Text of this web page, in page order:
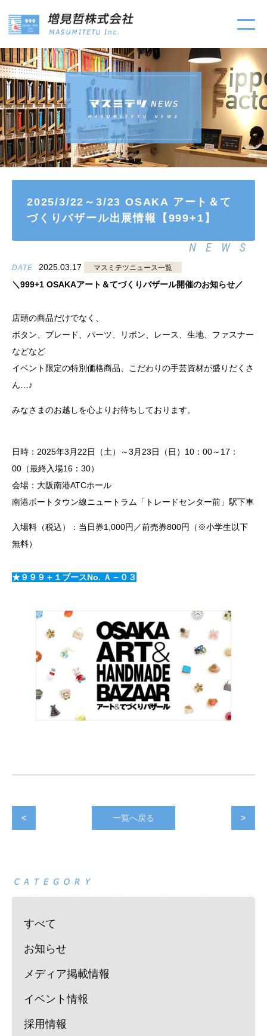
2025/3/22～3/23 OSAKA アート＆て
づくりバザール出展情報【999+1】
NEWS
DATE 2025.03.17 マスミテツニュース一覧
＼999+1 OSAKAアート＆てづくりバザール開催のお知らせ／
店頭の商品だけでなく、
ボタン、ブレード、パーツ、リボン、レース、生地、ファスナー
などなど
イベント限定の特別価格商品、こだわりの手芸資材が盛りだくさ
ん…♪
みなさまのお越しを心よりお待ちしております。
日時：2025年3月22日（土）～3月23日（日）10：00～17：
00（最終入場16：30）
会場：大阪南港ATCホール
南港ポートタウン線ニュートラム「トレードセンター前」駅下車
入場料（税込）：当日券1,000円／前売券800円（※小学生以下
無料）
★９９９＋１ブースNo. Ａ－０３
< 一覧へ戻る >
すべて
お知らせ
メディア掲載情報
イベント情報
採用情報